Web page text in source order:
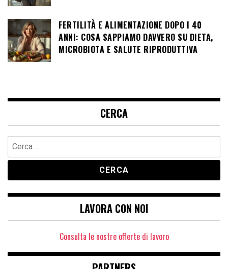
FERTILITÀ E ALIMENTAZIONE DOPO I 40
ANNI: COSA SAPPIAMO DAVVERO SU DIETA,
MICROBIOTA E SALUTE RIPRODUTTIVA
CERCA
Ricerca
per:
LAVORA CON NOI
Consulta le nostre offerte di lavoro